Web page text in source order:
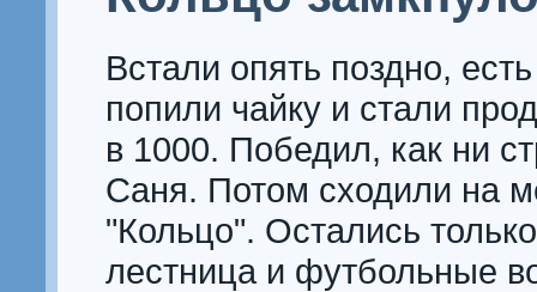
Встали опять поздно,
попили чайку и стали
в 1000. Победил, как ни
Саня. Потом сходили на
"Кольцо". Остались
лестница и футбольные